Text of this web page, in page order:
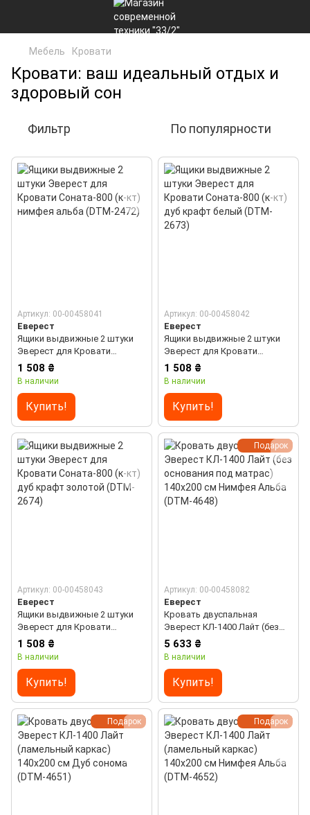
Мебель Кровати
Кровати: ваш идеальный отдых и
здоровый сон
Фильтр По популярности
Артикул: 00-00458041
Еверест
Ящики выдвижные 2 штуки
Эверест для Кровати
Соната-800 (к-кт) нимфея
альба (DTM-2472)
1 508 ₴
В наличии
Купить!
Артикул: 00-00458042
Еверест
Ящики выдвижные 2 штуки
Эверест для Кровати
Соната-800 (к-кт) дуб крафт
белый (DTM-2673)
1 508 ₴
В наличии
Купить!
Артикул: 00-00458043
Еверест
Ящики выдвижные 2 штуки
Эверест для Кровати
Соната-800 (к-кт) дуб крафт
золотой (DTM-2674)
1 508 ₴
В наличии
Купить!
Подарок
Артикул: 00-00458082
Еверест
Кровать двуспальная
Эверест КЛ-1400 Лайт (без
основания под матрас)
140х200 см Нимфея Альба
5 633 ₴
В наличии
Купить!
Подарок Подарок